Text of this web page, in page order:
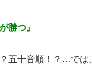
勝つ』
五十音順！？…では